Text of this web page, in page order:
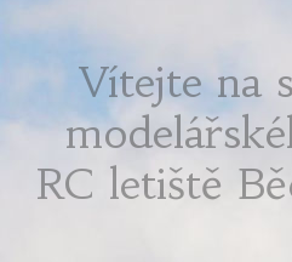
Vítejte na
RC letiště